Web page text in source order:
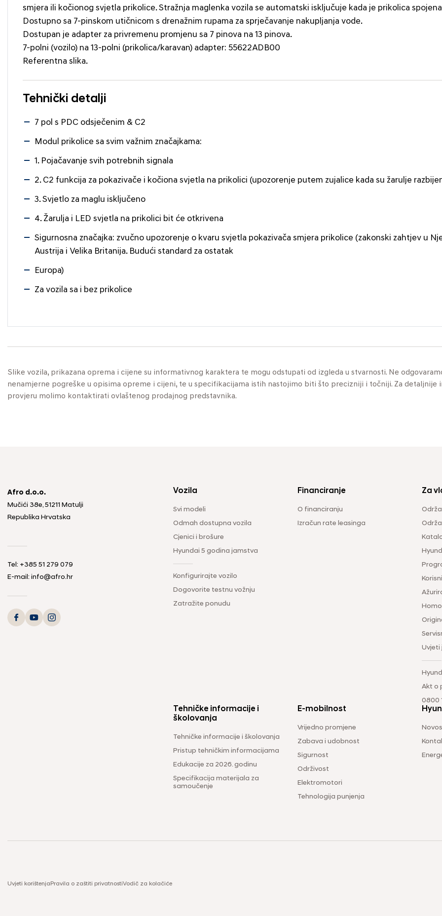
smjera ili kočionog svjetla prikolice. Stražnja maglenka vozila se automatski isključuje kada je prikolica
Dostupno sa 7-pinskom utičnicom s drenažnim rupama za sprječavanje nakupljanja vode.
Dostupan je adapter za privremenu promjenu sa 7 pinova na 13 pinova.
7-polni (vozilo) na 13-polni (prikolica/karavan) adapter: 55622ADB00
Referentna slika.
Tehnički detalji
7 pol s PDC odsječenim & C2
Modul prikolice sa svim važnim značajkama:
1. Pojačavanje svih potrebnih signala
2. C2 funkcija za pokazivače i kočiona svjetla na prikolici (upozorenje putem zujalice kada su žarulje
3. Svjetlo za maglu isključeno
4. Žarulja i LED svjetla na prikolici bit će otkrivena
Sigurnosna značajka: zvučno upozorenje o kvaru svjetla pokazivača smjera prikolice (zakonski zahtjev u
Austrija i Velika Britanija. Budući standard za ostatak
Europa)
Za vozila sa i bez prikolice
Slike vozila, prikazana oprema i cijene su informativnog karaktera te mogu odstupati od izgleda u stvarnosti. Ne
nenamjerne pogreške u opisima opreme i cijeni, te u specifikacijama istih nastojimo biti što precizniji i točniji. Za detaljnije
provjeru molimo kontaktirati ovlaštenog prodajnog predstavnika.
Afro d.o.o.
Mučići 38e, 51211 Matulji
Republika Hrvatska
Tel: +385 51 279 079
E-mail: info@afro.hr
Vozila
Svi modeli
Odmah dostupna vozila
Cjenici i brošure
Hyundai 5 godina jamstva
Konfigurirajte vozilo
Dogovorite testnu vožnju
Zatražite ponudu
Financiranje
O financiranju
Izračun rate leasinga
Za
Uvjeti
Akt o
0800
Tehničke informacije i
školovanja
Tehničke informacije i školovanja
Pristup tehničkim informacijama
Edukacije za 2026. godinu
Specifikacija materijala za
samoučenje
E-mobilnost
Vrijedno promjene
Zabava i udobnost
Sigurnost
Održivost
Elektromotori
Tehnologija punjenja
Uvjeti korištenja Pravila o zaštiti privatnostiVodič za kolačiće